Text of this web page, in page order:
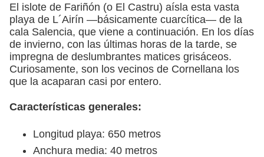
El islote de Fariñón (o El Castru) aísla esta vasta
playa de L´Airín —básicamente cuarcítica— de la
cala Salencia, que viene a continuación. En los días
de invierno, con las últimas horas de la tarde, se
impregna de deslumbrantes matices grisáceos.
Curiosamente, son los vecinos de Cornellana los
que la acaparan casi por entero.
Características generales:
Longitud playa: 650 metros
Anchura media: 40 metros